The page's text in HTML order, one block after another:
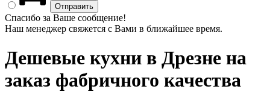
Спасибо за Ваше сообщение!
Наш менеджер свяжется с Вами в ближайшее время.
Дешевые кухни в Дрезне на
заказ фабричного качества